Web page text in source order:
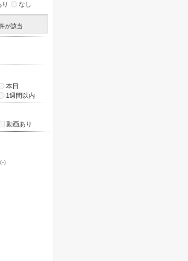
り なし
が該当
本日
1週間以内
動画あり
(-)